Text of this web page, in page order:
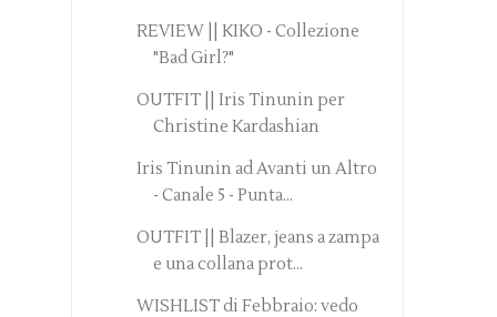
REVIEW || KIKO - Collezione
"Bad Girl?"
OUTFIT || Iris Tinunin per
Christine Kardashian
Iris Tinunin ad Avanti un Altro
- Canale 5 - Punta...
OUTFIT || Blazer, jeans a zampa
e una collana prot...
WISHLIST di Febbraio: vedo